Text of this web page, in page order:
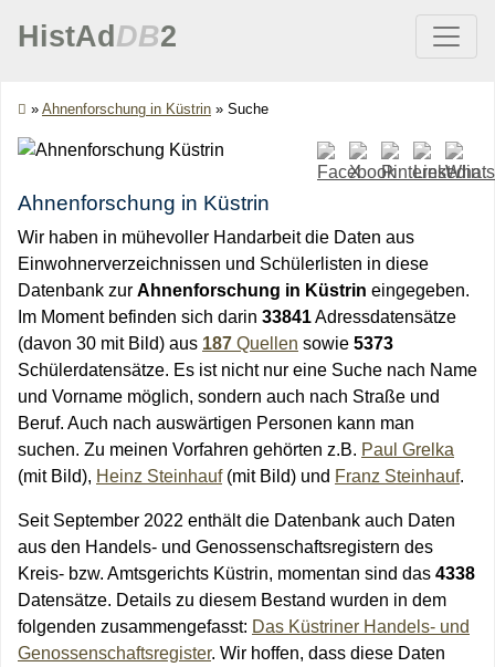
HistAd DB2
» Ahnenforschung in Küstrin » Suche
Ahnenforschung in Küstrin
Wir haben in mühevoller Handarbeit die Daten aus
Einwohnerverzeichnissen und Schülerlisten in diese
Datenbank zur Ahnenforschung in Küstrin eingegeben.
Im Moment befinden sich darin 33841Adressdatensätze
(davon 30 mit Bild) aus 187 Quellen sowie 5373
Schülerdatensätze. Es ist nicht nur eine Suche nach Name
und Vorname möglich, sondern auch nach Straße und
Beruf. Auch nach auswärtigen Personen kann man
suchen. Zu meinen Vorfahren gehörten z.B. Paul Grelka
(mit Bild), Heinz Steinhauf(mit Bild) und Franz Steinhauf.
Seit September 2022 enthält die Datenbank auch Daten
aus den Handels- und Genossenschaftsregistern des
Kreis- bzw. Amtsgerichts Küstrin, momentan sind das 4338
Datensätze. Details zu diesem Bestand wurden in dem
folgenden zusammengefasst: Das Küstriner Handels- und
Genossenschaftsregister. Wir hoffen, dass diese Daten